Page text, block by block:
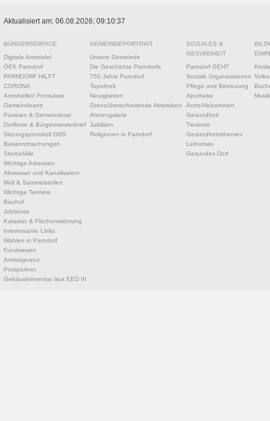
Aktualisiert am: 06.08.2026; 09:10:37
BÜRGERSERVICE
Digitale Amtstafel
ÖEK Parndorf
PARNDORF HILFT
CORONA
Amtshelfer/ Formulare
Gemeindeamt
Parteien & Gemeinderat
Dorfbote & Bürgermeisterbrief
Sitzungsprotokoll GRS
Bekanntmachungen
Sterbefälle
Wichtige Adressen
Abwasser und Kanalisation
Müll & Sammelstellen
Wichtige Termine
Bauhof
Jobbörse
Kataster & Flächenwidmung
Interessante Links
Wahlen in Parndorf
Fundwesen
Amtssignatur
Postpartner
Gebäudeinventar laut EED III
GEMEINDEPORTRAIT
Unsere Gemeinde
Die Geschichte Parndorfs
750 Jahre Parndorf
Topothek
Neuigkeiten
Grenzüberschreitende Aktivitäten
Ahnengalerie
Jubiläen
Religionen in Parndorf
SOZIALES &
GESUNDHEIT
Parndorf GEHT
Soziale Organisationen
Pflege und Betreuung
Apotheke
Ärzte/Hebammen
Gesundheit
Tierärzte
Gesundheitsthemen
Leihomas
Gesundes Dorf